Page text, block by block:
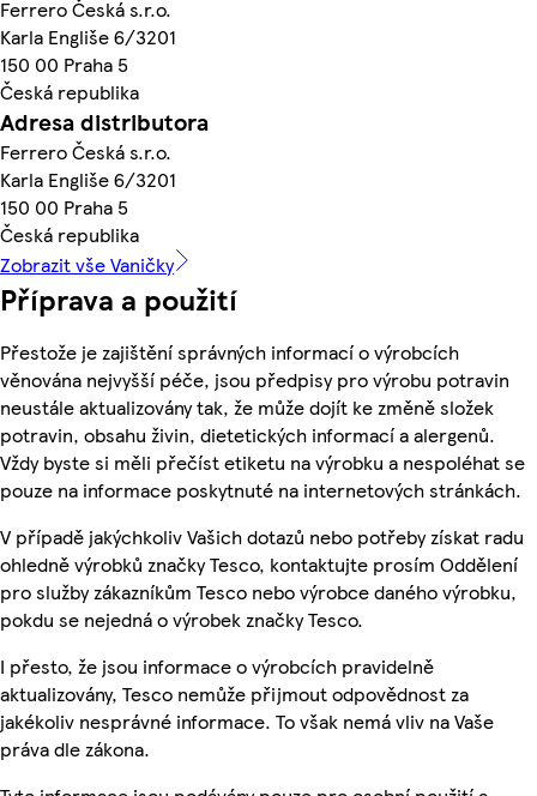
Ferrero Česká s.r.o.
Karla Engliše 6/3201
150 00 Praha 5
Česká republika
Adresa distributora
Ferrero Česká s.r.o.
Karla Engliše 6/3201
150 00 Praha 5
Česká republika
Zobrazit vše Vaničky
Příprava a použití
Přestože je zajištění správných informací o výrobcích
věnována nejvyšší péče, jsou předpisy pro výrobu potravin
neustále aktualizovány tak, že může dojít ke změně složek
potravin, obsahu živin, dietetických informací a alergenů.
Vždy byste si měli přečíst etiketu na výrobku a nespoléhat se
pouze na informace poskytnuté na internetových stránkách.
V případě jakýchkoliv Vašich dotazů nebo potřeby získat radu
ohledně výrobků značky Tesco, kontaktujte prosím Oddělení
pro služby zákazníkům Tesco nebo výrobce daného výrobku,
pokdu se nejedná o výrobek značky Tesco.
I přesto, že jsou informace o výrobcích pravidelně
aktualizovány, Tesco nemůže přijmout odpovědnost za
jakékoliv nesprávné informace. To však nemá vliv na Vaše
práva dle zákona.